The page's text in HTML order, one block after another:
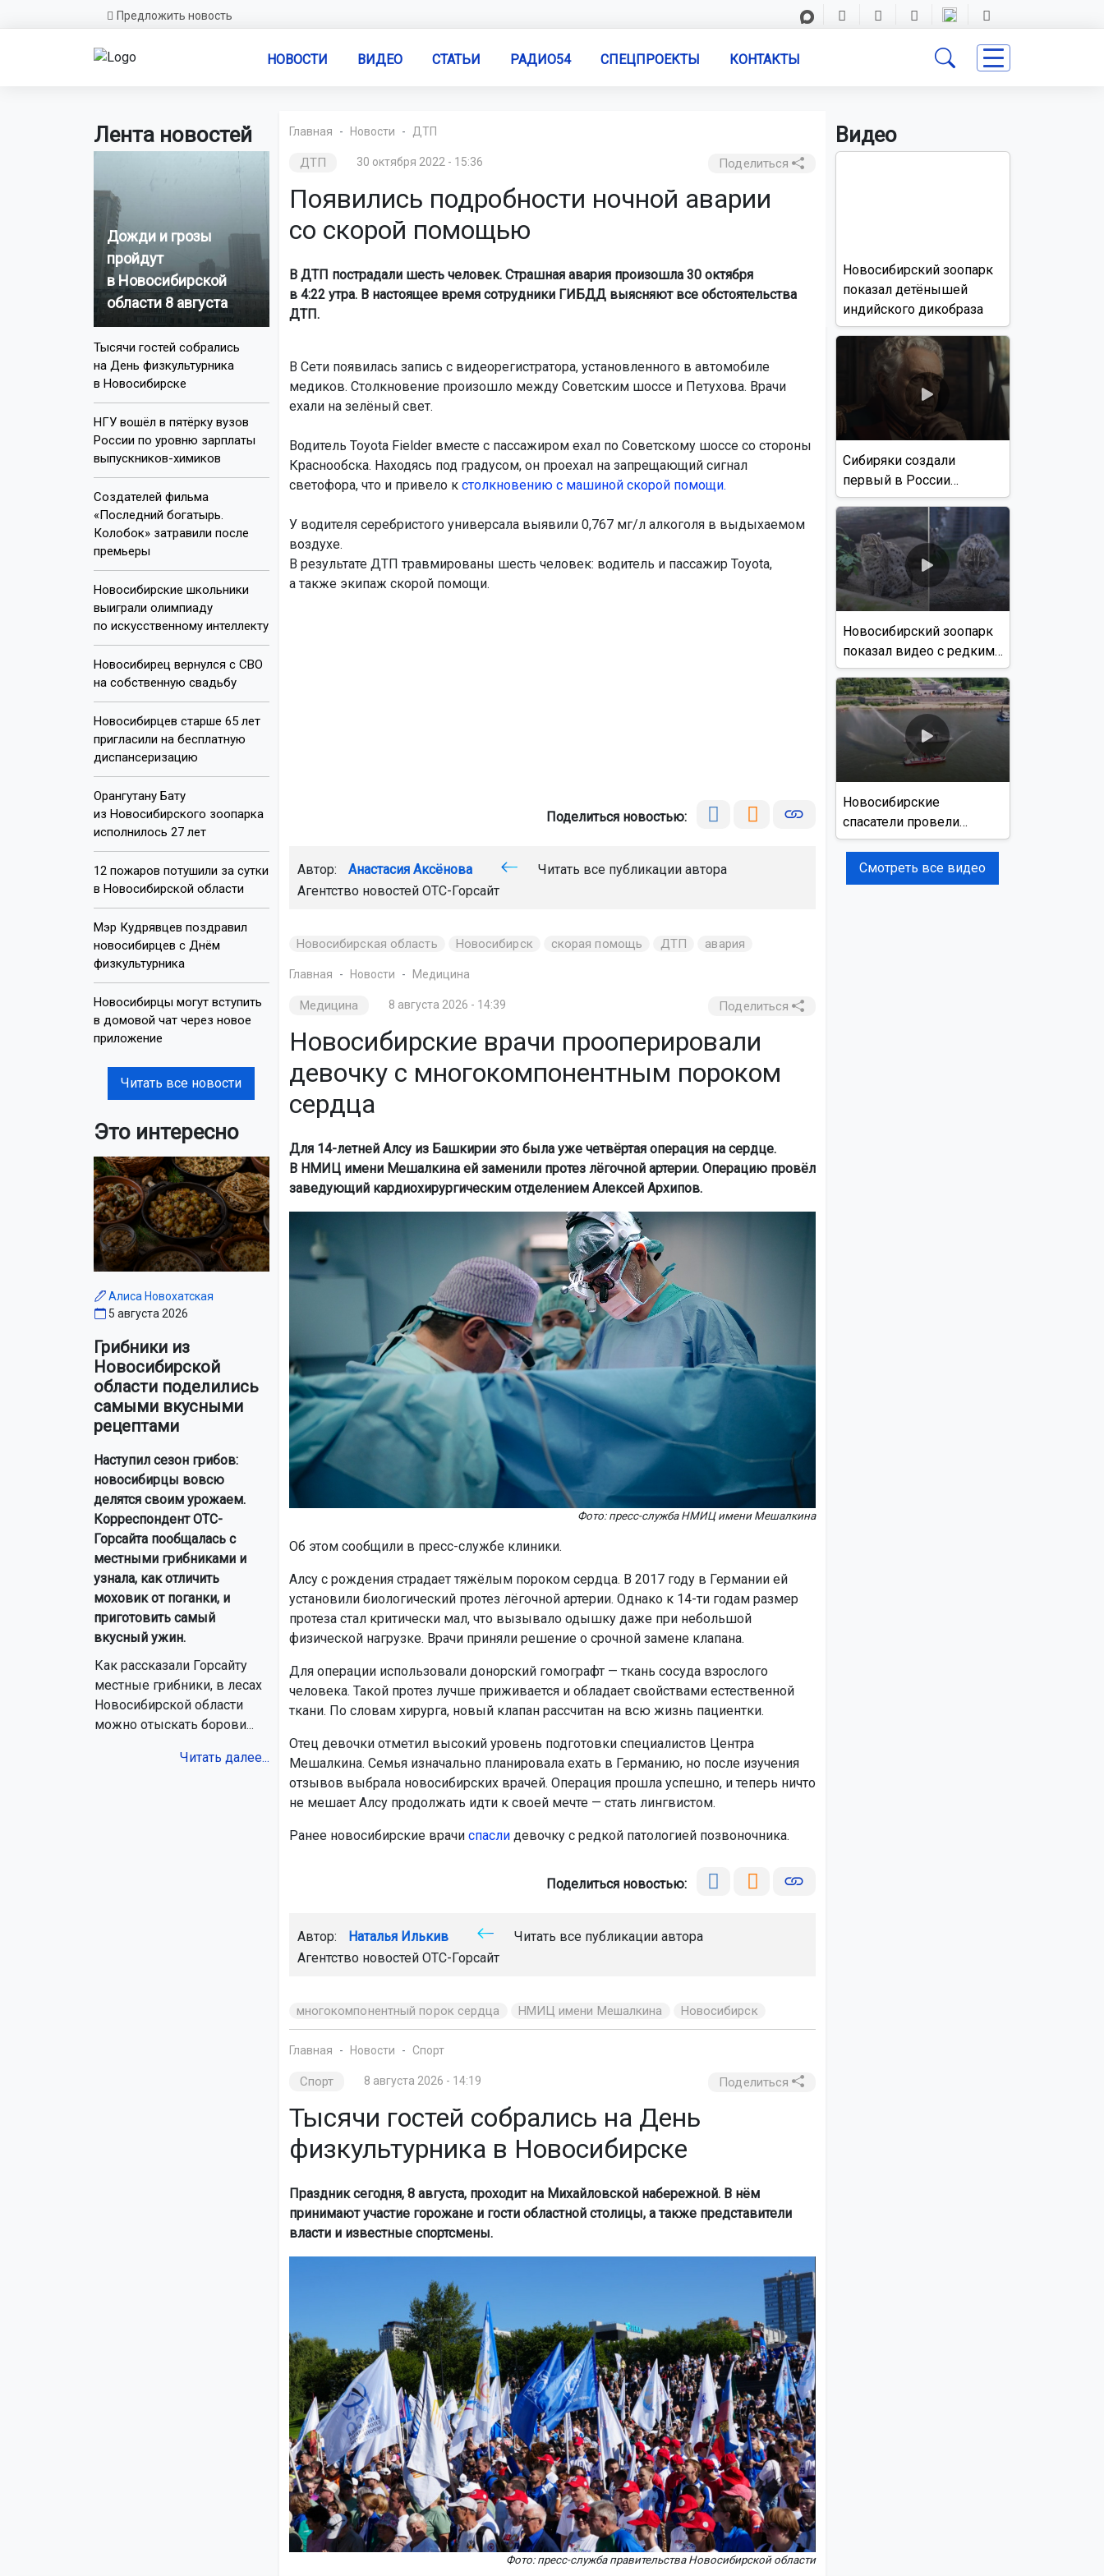
Предложить новость
НОВОСТИ ВИДЕО СТАТЬИ РАДИО54 СПЕЦПРОЕКТЫ КОНТАКТЫ
Лента новостей
Дожди и грозы
пройдут
в Новосибирской
области 8 августа
Тысячи гостей собрались
на День физкультурника
в Новосибирске
НГУ вошёл в пятёрку вузов
России по уровню зарплаты
выпускников-химиков
Создателей фильма
«Последний богатырь.
Колобок» затравили после
премьеры
Новосибирские школьники
выиграли олимпиаду
по искусственному интеллекту
Новосибирец вернулся с СВО
на собственную свадьбу
Новосибирцев старше 65 лет
пригласили на бесплатную
диспансеризацию
Орангутану Бату
из Новосибирского зоопарка
исполнилось 27 лет
12 пожаров потушили за сутки
в Новосибирской области
Мэр Кудрявцев поздравил
новосибирцев с Днём
физкультурника
Новосибирцы могут вступить
в домовой чат через новое
приложение
Читать все новости
Это интересно
Алиса Новохатская
5 августа 2026
Грибники из
Новосибирской
области поделились
самыми вкусными
рецептами
Наступил сезон грибов:
новосибирцы вовсю
делятся своим урожаем.
Корреспондент ОТС-
Горсайта пообщалась с
местными грибниками и
узнала, как отличить
моховик от поганки, и
приготовить самый
вкусный ужин.
Как рассказали Горсайту
местные грибники, в лесах
Новосибирской области
можно отыскать борови...
Читать далее...
Главная Новости ДТП
ДТП 30 октября 2022 - 15:36 Поделиться
Появились подробности ночной аварии
со скорой помощью
В ДТП пострадали шесть человек. Страшная авария произошла 30 октября
в 4:22 утра. В настоящее время сотрудники ГИБДД выясняют все обстоятельства
ДТП.
В Сети появилась запись с видеорегистратора, установленного в автомобиле
медиков. Столкновение произошло между Советским шоссе и Петухова. Врачи
ехали на зелёный свет.
Водитель Toyota Fielder вместе с пассажиром ехал по Советскому шоссе со стороны
Краснообска. Находясь под градусом, он проехал на запрещающий сигнал
светофора, что и привело к столкновению с машиной скорой помощи.
У водителя серебристого универсала выявили 0,767 мг/л алкоголя в выдыхаемом
воздухе.
В результате ДТП травмированы шесть человек: водитель и пассажир Toyota,
а также экипаж скорой помощи.
Поделиться новостью:
Автор: Анастасия Аксёнова
Читать все публикации автора
Агентство новостей ОТС-Горсайт
Новосибирская область Новосибирск скорая помощь ДТП авария
Главная Новости Медицина
Медицина 8 августа 2026 - 14:39 Поделиться
Новосибирские врачи прооперировали
девочку с многокомпонентным пороком
сердца
Для 14-летней Алсу из Башкирии это была уже четвёртая операция на сердце.
В НМИЦ имени Мешалкина ей заменили протез лёгочной артерии. Операцию провёл
заведующий кардиохирургическим отделением Алексей Архипов.
Фото: пресс-служба НМИЦ имени Мешалкина
Об этом сообщили в пресс-службе клиники.
Алсу с рождения страдает тяжёлым пороком сердца. В 2017 году в Германии ей
установили биологический протез лёгочной артерии. Однако к 14-ти годам размер
протеза стал критически мал, что вызывало одышку даже при небольшой
физической нагрузке. Врачи приняли решение о срочной замене клапана.
Для операции использовали донорский гомографт — ткань сосуда взрослого
человека. Такой протез лучше приживается и обладает свойствами естественной
ткани. По словам хирурга, новый клапан рассчитан на всю жизнь пациентки.
Отец девочки отметил высокий уровень подготовки специалистов Центра
Мешалкина. Семья изначально планировала ехать в Германию, но после изучения
отзывов выбрала новосибирских врачей. Операция прошла успешно, и теперь ничто
не мешает Алсу продолжать идти к своей мечте — стать лингвистом.
Ранее новосибирские врачи спаслидевочку с редкой патологией позвоночника.
Поделиться новостью:
Автор: Наталья Илькив
Читать все публикации автора
Агентство новостей ОТС-Горсайт
многокомпонентный порок сердца НМИЦ имени Мешалкина Новосибирск
Главная Новости Спорт
Спорт 8 августа 2026 - 14:19 Поделиться
Тысячи гостей собрались на День
физкультурника в Новосибирске
Праздник сегодня, 8 августа, проходит на Михайловской набережной. В нём
принимают участие горожане и гости областной столицы, а также представители
власти и известные спортсмены.
Фото: пресс-служба правительства Новосибирской области
Видео
Новосибирский зоопарк
показал детёнышей
индийского дикобраза
Сибиряки создали
первый в России
документальный фильм
с использованием ИИ
Новосибирский зоопарк
показал видео с редким
виверровым котом
Новосибирские
спасатели провели
учения на реке Обь
Смотреть все видео